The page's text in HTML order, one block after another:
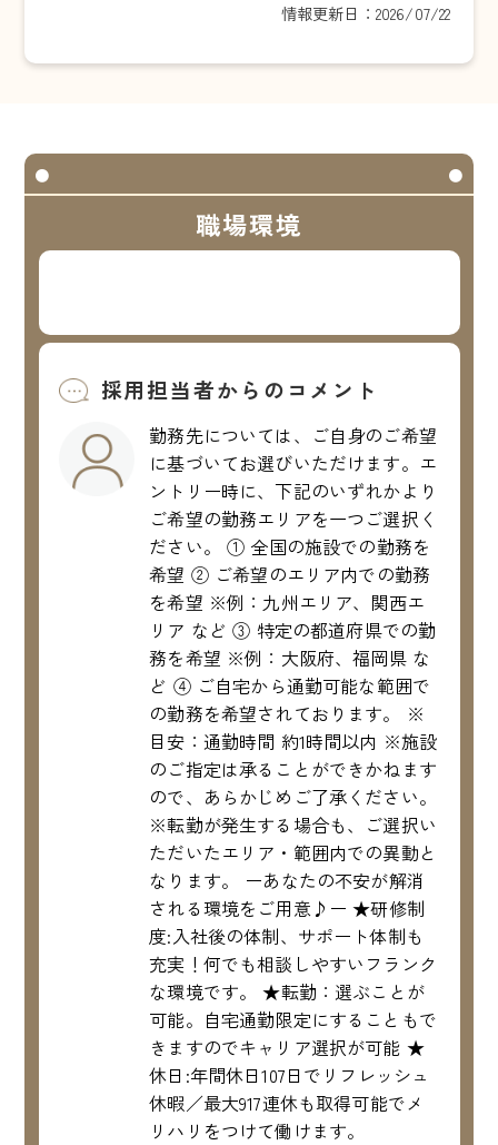
情報更新日：2026/07/22
職場環境
採用担当者からのコメント
勤務先については、ご自身のご希望
に基づいてお選びいただけます。エ
ントリー時に、下記のいずれかより
ご希望の勤務エリアを一つご選択く
ださい。 ① 全国の施設での勤務を
希望 ② ご希望のエリア内での勤務
を希望 ※例：九州エリア、関西エ
リア など ③ 特定の都道府県での勤
務を希望 ※例：大阪府、福岡県 な
ど ④ ご自宅から通勤可能な範囲で
の勤務を希望されております。 ※
目安：通勤時間 約1時間以内 ※施設
のご指定は承ることができかねます
ので、あらかじめご了承ください。
※転勤が発生する場合も、ご選択い
ただいたエリア・範囲内での異動と
なります。 ーあなたの不安が解消
される環境をご用意♪ー ★研修制
度:入社後の体制、サポート体制も
充実！何でも相談しやすいフランク
な環境です。 ★転勤：選ぶことが
可能。自宅通勤限定にすることもで
きますのでキャリア選択が可能 ★
休日:年間休日107日でリフレッシュ
休暇／最大917連休も取得可能でメ
リハリをつけて働けます。